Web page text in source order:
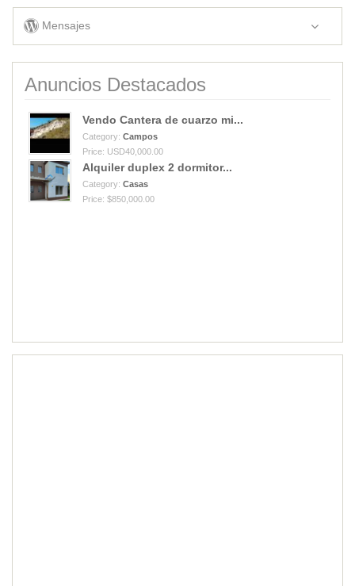
Mensajes
Anuncios Destacados
Vendo Cantera de cuarzo mi...
Category: Campos
Price: USD40,000.00
Alquiler duplex 2 dormitor...
Category: Casas
Price: $850,000.00